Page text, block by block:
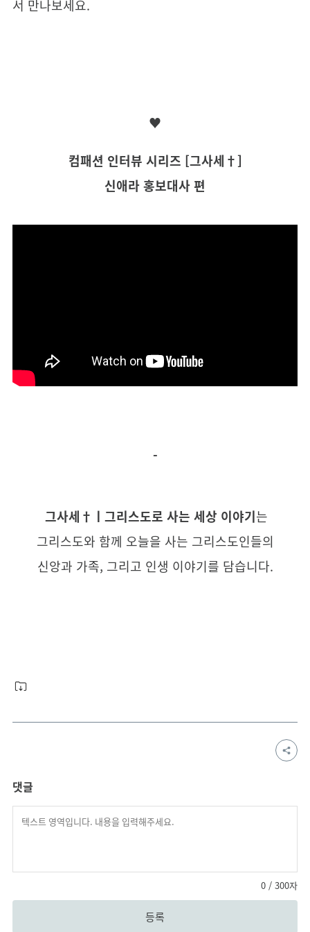
서 만나보세요.
♥
컴패션 인터뷰 시리즈 [그사세†]
신애라 홍보대사 편
-
그사세† ㅣ 그리스도로 사는 세상 이야기는
그리스도와 함께 오늘을 사는 그리스도인들의
신앙과 가족, 그리고 인생 이야기를 담습니다.
댓글
0 / 300자
등록